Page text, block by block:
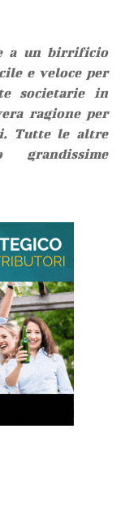
a un birrificio
e veloce per
societarie in
ragione per
Tutte le altre